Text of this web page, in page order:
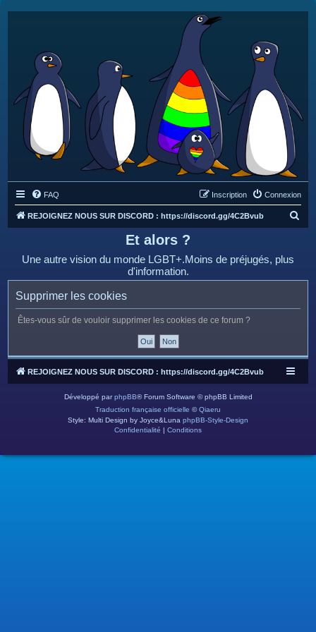
FAQ Connexion
Inscription
REJOIGNEZ NOUS SUR DISCORD : https://discord.gg/4C2Bvub
e
Et alors ?
Une autre vision du monde LGBT+.Moins de préjugés, plus
d'information.
Supprimer les cookies
Êtes-vous sûr de vouloir supprimer les cookies de ce forum ?
REJOIGNEZ NOUS SUR DISCORD : https://discord.gg/4C2Bvub
Développé parphpBB® Forum Software © phpBB Limited
Traduction française officielle ©Qiaeru
Style: Multi Design by Joyce&Luna phpBB-Style-Design
Confidentialité | Conditions